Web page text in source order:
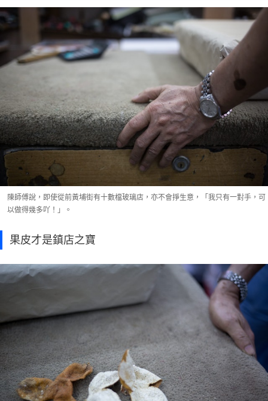
陳師傅說，即使從前黃埔街有十數檔玻璃店，亦不會掙生意，「我只有一對手，可
以做得幾多吖！」。
果皮才是鎮店之寶